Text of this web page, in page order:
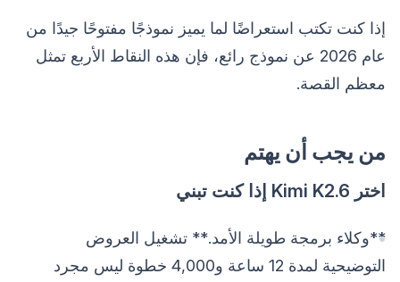
إذا كنت تكتب استعراضًا لما يميز نموذجًا مفتوحًا جيدًا من
عام 2026 عن نموذج رائع، فإن هذه النقاط الأربع تمثل
معظم القصة.
من يجب أن يهتم
اختر Kimi K2.6 إذا كنت تبني
**وكلاء برمجة طويلة الأمد.** تشغيل العروض
التوضيحية لمدة 12 ساعة و4,000 خطوة ليس مجرد